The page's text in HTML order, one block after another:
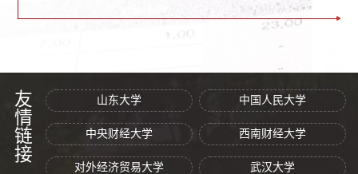
友情链接 山东大学 中国人民大学
中央财经大学 西南财经大学
对外经济贸易大学 武汉大学